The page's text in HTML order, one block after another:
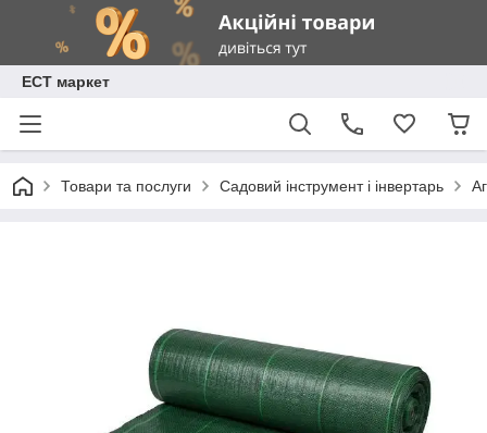
ЕСТ маркет
Товари та послуги Садовий інструмент і інвертарь